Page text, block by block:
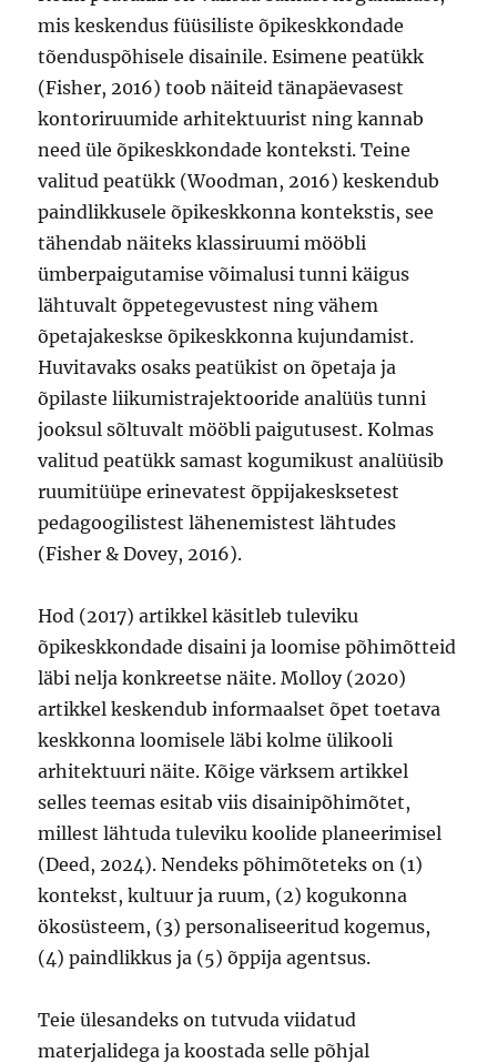
mis keskendus füüsiliste õpikeskkondade
tõenduspõhisele disainile. Esimene peatükk
(Fisher, 2016) toob näiteid tänapäevasest
kontoriruumide arhitektuurist ning kannab
need üle õpikeskkondade konteksti. Teine
valitud peatükk (Woodman, 2016) keskendub
paindlikkusele õpikeskkonna kontekstis, see
tähendab näiteks klassiruumi mööbli
ümberpaigutamise võimalusi tunni käigus
lähtuvalt õppetegevustest ning vähem
õpetajakeskse õpikeskkonna kujundamist.
Huvitavaks osaks peatükist on õpetaja ja
õpilaste liikumistrajektooride analüüs tunni
jooksul sõltuvalt mööbli paigutusest. Kolmas
valitud peatükk samast kogumikust analüüsib
ruumitüüpe erinevatest õppijakesksetest
pedagoogilistest lähenemistest lähtudes
(Fisher & Dovey, 2016).
Hod (2017) artikkel käsitleb tuleviku
õpikeskkondade disaini ja loomise põhimõtteid
läbi nelja konkreetse näite. Molloy (2020)
artikkel keskendub informaalset õpet toetava
keskkonna loomisele läbi kolme ülikooli
arhitektuuri näite. Kõige värksem artikkel
selles teemas esitab viis disainipõhimõtet,
millest lähtuda tuleviku koolide planeerimisel
(Deed, 2024). Nendeks põhimõteteks on (1)
kontekst, kultuur ja ruum, (2) kogukonna
ökosüsteem, (3) personaliseeritud kogemus,
(4) paindlikkus ja (5) õppija agentsus.
Teie ülesandeks on tutvuda viidatud
materjalidega ja koostada selle põhjal